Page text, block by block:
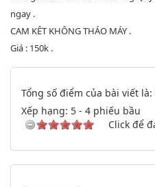
ngay .
CAM KÊT KHÔNG THÁO MÁY .
Giá : 150k .
Tổng số điểm của bài viết
Xếp hạng: 5 - 4 phiếu bầu
Click để